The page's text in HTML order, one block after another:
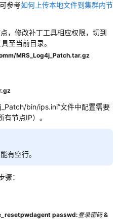
参考如何上传本地文件到集群内节
，修改补丁工具相应权限，切到
至当前目录。
MRS_Log4j_Patch.tar.gz
bin/ips.ini”文件中配置需要
节点IP）。
有空行。
：
passwd:登录密码&